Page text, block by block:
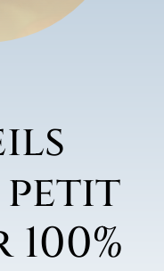
petit